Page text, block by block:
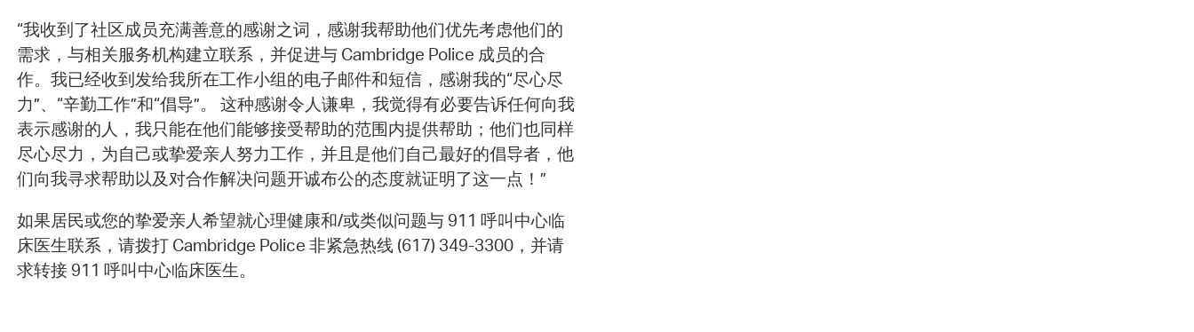
“我收到了社区成员充满善意的感谢之词，感谢我帮助他们优先考虑他们的
需求，与相关服务机构建立联系，并促进与 Cambridge Police 成员的合
作。我已经收到发给我所在工作小组的电子邮件和短信，感谢我的“尽心尽
力”、“辛勤工作”和“倡导”。 这种感谢令人谦卑，我觉得有必要告诉任何向我
表示感谢的人，我只能在他们能够接受帮助的范围内提供帮助；他们也同样
尽心尽力，为自己或挚爱亲人努力工作，并且是他们自己最好的倡导者，他
们向我寻求帮助以及对合作解决问题开诚布公的态度就证明了这一点！”
如果居民或您的挚爱亲人希望就心理健康和/或类似问题与 911 呼叫中心临
床医生联系，请拨打 Cambridge Police 非紧急热线 (617) 349-3300，并请
求转接 911 呼叫中心临床医生。